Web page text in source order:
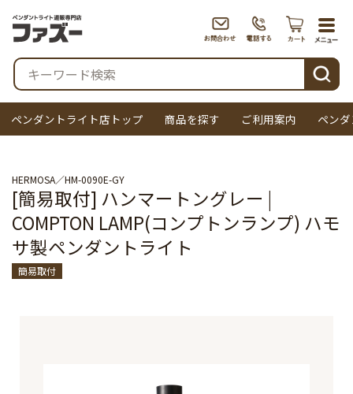
検索
ペンダントライト店トップ 商品を探す ご利用案内 ペン
HERMOSA HM-0090E-GY
[簡易取付] ハンマートングレー |
COMPTON LAMP(コンプトンランプ) ハモ
サ製ペンダントライト
簡易取付